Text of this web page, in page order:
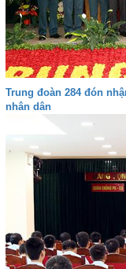
Trung đoàn 284 đón
nhân dân